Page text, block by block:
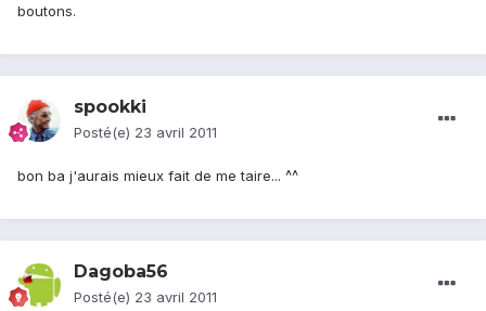
boutons.
spookki
Posté(e) 23 avril 2011
bon ba j'aurais mieux fait de me taire... ^^
Dagoba56
Posté(e) 23 avril 2011